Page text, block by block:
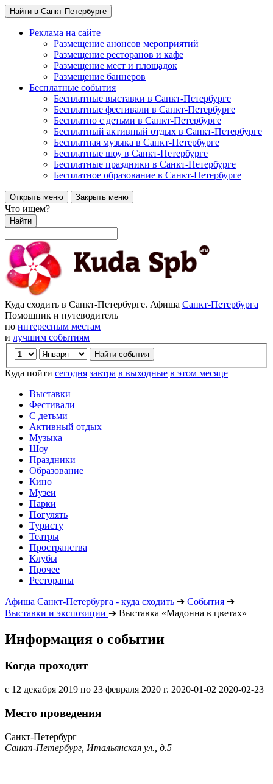
Найти в Санкт-Петербурге
Реклама на сайте
Размещение анонсов мероприятий
Размещение ресторанов и кафе
Размещение мест и площадок
Размещение баннеров
Бесплатные события
Бесплатные выставки в Санкт-Петербурге
Бесплатные фестивали в Санкт-Петербурге
Бесплатно с детьми в Санкт-Петербурге
Бесплатный активный отдых в Санкт-Петербурге
Бесплатная музыка в Санкт-Петербурге
Бесплатные шоу в Санкт-Петербурге
Бесплатные праздники в Санкт-Петербурге
Бесплатное образование в Санкт-Петербурге
Открыть меню Закрыть меню
Что ищем?
Найти
Куда сходить в Санкт-Петербурге. Афиша Санкт-Петербурга
Помощник и путеводитель
по интересным местам
и лучшим событиям
Куда пойти сегодня завтра в выходные в этом месяце
Выставки
Фестивали
С детьми
Активный отдых
Музыка
Шоу
Праздники
Образование
Кино
Музеи
Парки
Погулять
Туристу
Театры
Пространства
Клубы
Прочее
Рестораны
Афиша Санкт-Петербурга - куда сходить ➔ События ➔
Выставки и экспозиции ➔ Выставка «Мадонна в цветах»
Информация о событии
Когда проходит
с 12 декабря 2019 по 23 февраля 2020 г. 2020-01-02 2020-02-23
Место проведения
Санкт-Петербург
Санкт-Петербург, Итальянская ул., д.5